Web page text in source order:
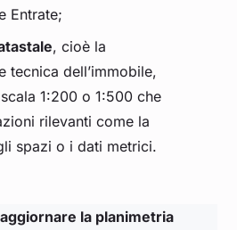
Entrate;
, cioè la
tecnica dell’immobile,
1:200 o 1:500 che
rilevanti come la
spazi o i dati metrici.
aggiornare la planimetria